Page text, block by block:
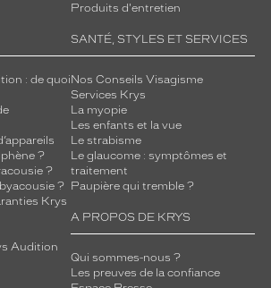
Produits d'entretien
: de quoi
?
?
?
Krys
Audition
SANTÉ, STYLES ET SERVICES
Nos Conseils Visagisme
Services Krys
La myopie
Les enfants et la vue
Le strabisme
Le glaucome : symptômes et
traitement
Paupière qui tremble ?
A PROPOS DE KRYS
Qui sommes-nous ?
Les preuves de la confiance